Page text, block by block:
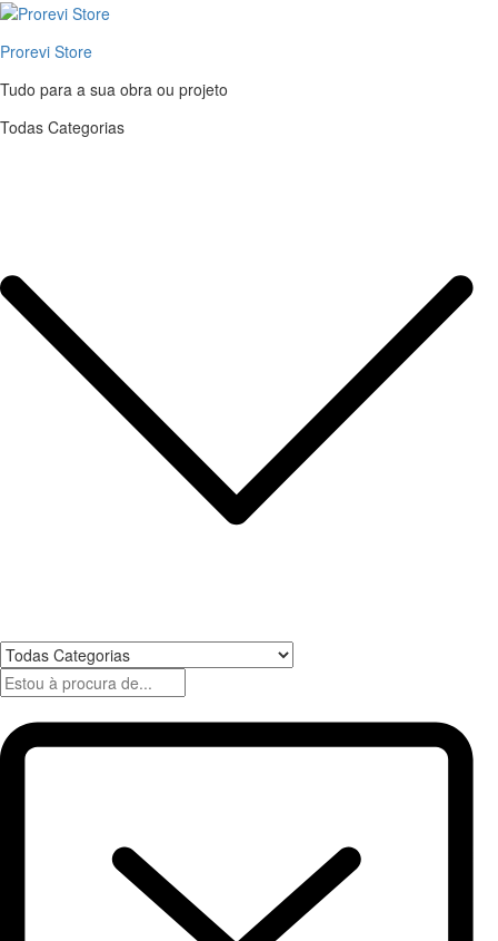
Prorevi Store
Tudo para a sua obra ou projeto
Todas Categorias